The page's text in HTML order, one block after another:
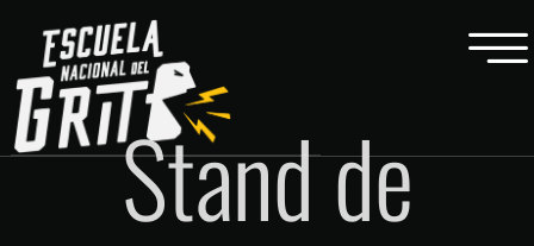
Stand de